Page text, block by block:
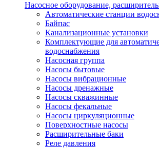
Насосное оборудование,
Автоматические станции
Байпас
Канализационные установки
Комплектующие для
водоснабжения
Насосная группа
Насосы бытовые
Насосы вибрационные
Насосы дренажные
Насосы скважинные
Насосы фекальные
Насосы циркуляционные
Поверхностные насосы
Расширительные баки
Реле давления